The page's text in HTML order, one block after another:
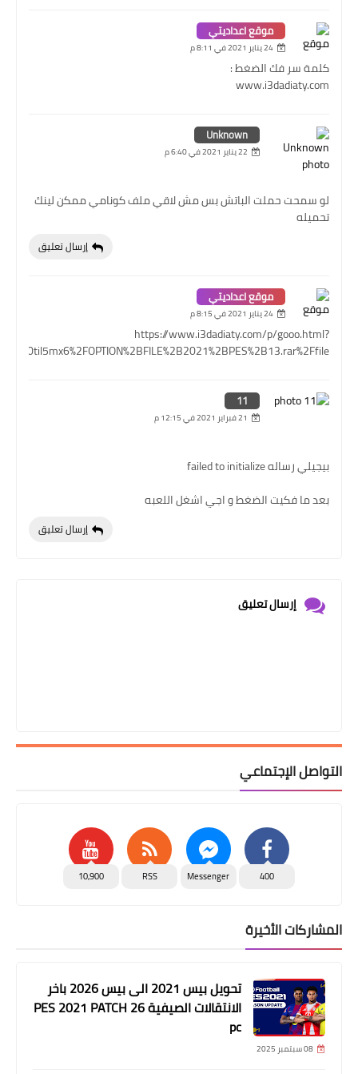
موقع اعداديتي
24 يناير 2021 في 8:11 م
كلمة سر فك الضغط :
www.i3dadiaty.com
Unknown
22 يناير 2021 في 6:40 م
لو سمحت حملت الباتش بس مش لاقي ملف كونامي ممكن لينك
تحميله
إرسال تعليق
موقع اعداديتي
24 يناير 2021 في 8:15 م
https://www.i3dadiaty.com/p/gooo.html?
11
21 فبراير 2021 في 12:15 م
بيجيلي رساله failed to initialize
بعد ما فكيت الضغط و اجي اشغل اللعبه
إرسال تعليق
إرسال تعليق
التواصل الإجتماعي
400
Messenger
RSS
10,900
المشاركات الأخيرة
تحويل بيس 2021 الى بيس 2026 باخر
الانتقالات الصيفية PES 2021 PATCH 26
pc
08 سبتمبر 2025